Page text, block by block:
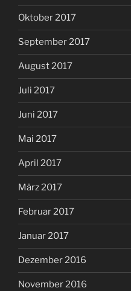
Oktober 2017
September 2017
August 2017
Juli 2017
Juni 2017
Mai 2017
April 2017
März 2017
Februar 2017
Januar 2017
Dezember 2016
November 2016